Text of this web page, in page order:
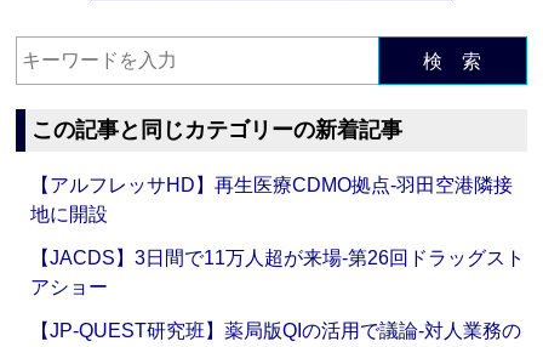
検 索
この記事と同じカテゴリーの新着記事
【アルフレッサHD】再生医療CDMO拠点‐羽田空港隣接
地に開設
【JACDS】3日間で11万人超が来場‐第26回ドラッグスト
アショー
【JP-QUEST研究班】薬局版QIの活用で議論‐対人業務の